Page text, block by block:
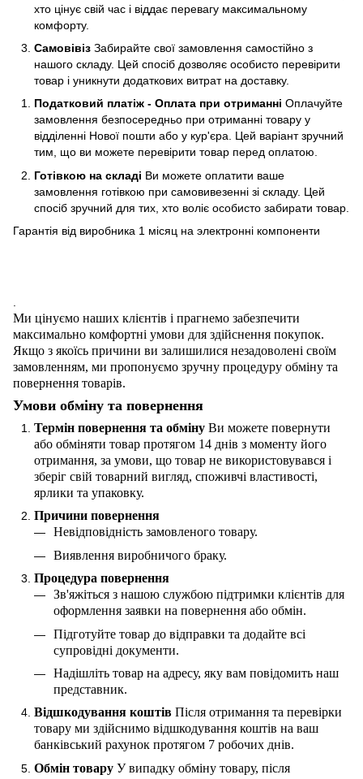
хто цінує свій час і віддає перевагу максимальному
комфорту.
Самовівіз Забирайте свої замовлення самостійно з
нашого складу. Цей спосіб дозволяє особисто перевірити
товар і уникнути додаткових витрат на доставку.
Податковий платіж - Оплата при отриманні Оплачуйте
замовлення безпосередньо при отриманні товару у
відділенні Нової пошти або у кур'єра. Цей варіант зручний
тим, що ви можете перевірити товар перед оплатою.
Готівкою на складі Ви можете оплатити ваше
замовлення готівкою при самовивезенні зі складу. Цей
спосіб зручний для тих, хто воліє особисто забирати товар.
Гарантія від виробника 1 місяц на электроннi компоненти
Ми цінуємо наших клієнтів і прагнемо забезпечити
максимально комфортні умови для здійснення покупок.
Якщо з якоїсь причини ви залишилися незадоволені своїм
замовленням, ми пропонуємо зручну процедуру обміну та
повернення товарів.
Умови обміну та повернення
Термін повернення та обміну Ви можете повернути
або обміняти товар протягом 14 днів з моменту його
отримання, за умови, що товар не використовувався і
зберіг свій товарний вигляд, споживчі властивості,
ярлики та упаковку.
Причини повернення
Невідповідність замовленого товару.
Виявлення виробничого браку.
Процедура повернення
Зв'яжіться з нашою службою підтримки клієнтів для
оформлення заявки на повернення або обмін.
Підготуйте товар до відправки та додайте всі
супровідні документи.
Надішліть товар на адресу, яку вам повідомить наш
представник.
Відшкодування коштів Після отримання та перевірки
товару ми здійснимо відшкодування коштів на ваш
банківський рахунок протягом 7 робочих днів.
Обмін товару У випадку обміну товару, після